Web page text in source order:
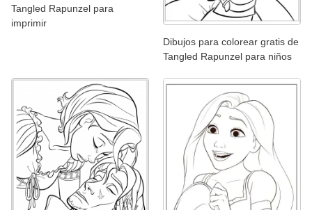
Tangled Rapunzel para
imprimir
Dibujos para colorear gratis de
Tangled Rapunzel para niños